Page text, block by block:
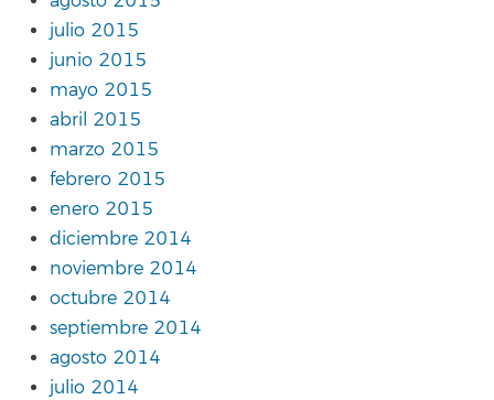
julio 2015
junio 2015
mayo 2015
abril 2015
marzo 2015
febrero 2015
enero 2015
diciembre 2014
noviembre 2014
octubre 2014
septiembre 2014
agosto 2014
julio 2014